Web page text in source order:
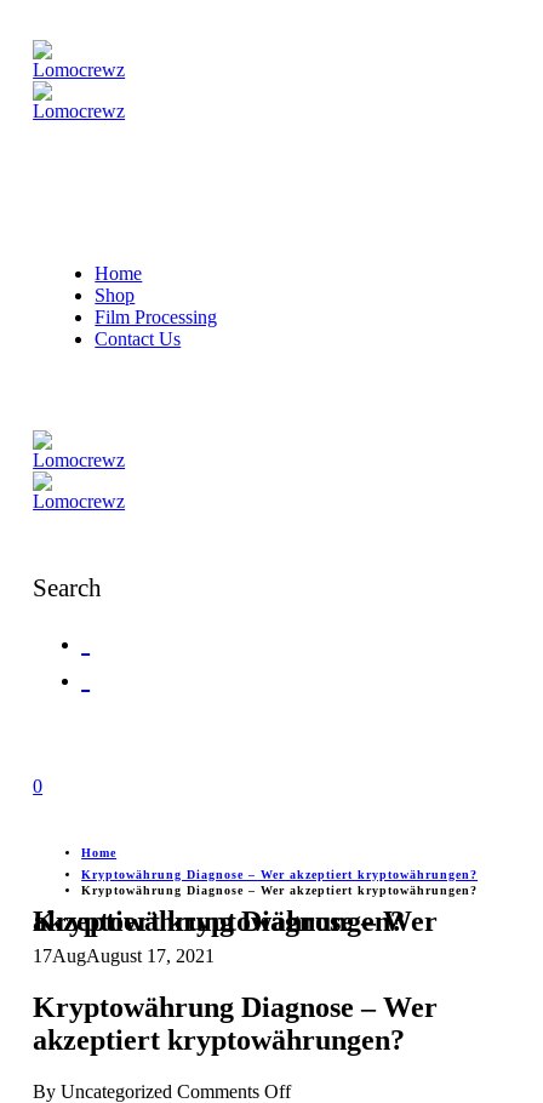
Home
Shop
Film Processing
Contact Us
Search
0
Home
Kryptowährung Diagnose – Wer akzeptiert kryptowährungen?
Kryptowährung Diagnose – Wer akzeptiert kryptowährungen?
Kryptowährung Diagnose – Wer akzeptiert kryptowährungen?
17AugAugust 17, 2021
Kryptowährung Diagnose – Wer
akzeptiert kryptowährungen?
By UncategorizedComments Offon